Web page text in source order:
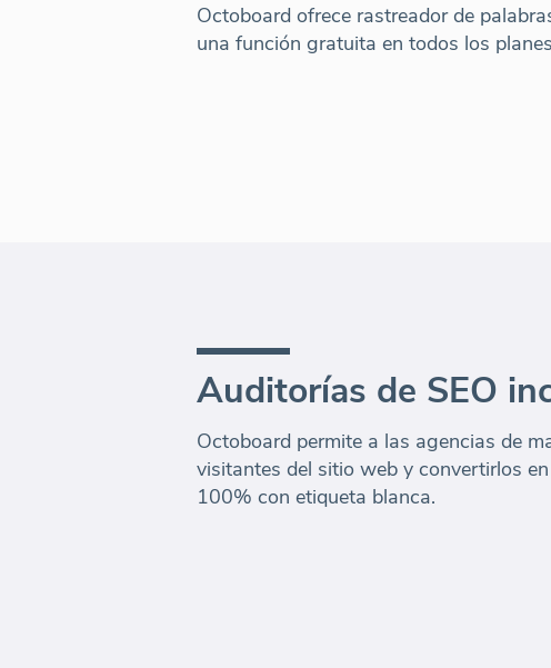
Octoboard ofrece rastreador de
una función gratuita en todos los
Auditorías de SEO
Octoboard permite a las agencias de
visitantes del sitio web y convertirlos
100% con etiqueta blanca.